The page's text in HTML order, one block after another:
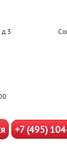
д.3
+7 (495)